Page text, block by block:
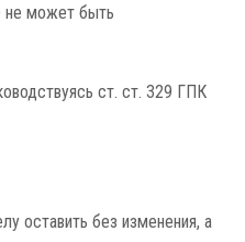
не может быть
ст. ст. 329 ГПК
оставить без изменения, а